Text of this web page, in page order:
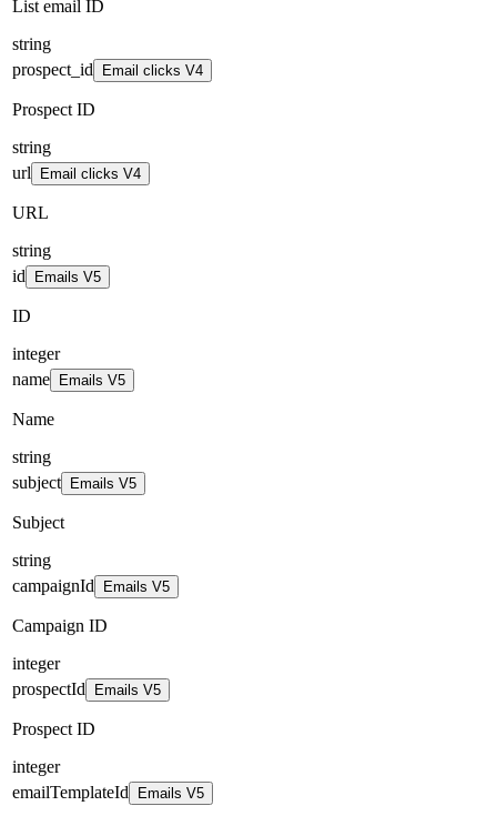
List email ID
string
prospect_id
Email clicks V4
Prospect ID
string
url
Email clicks V4
URL
string
id
Emails V5
ID
integer
name
Emails V5
Name
string
subject
Emails V5
Subject
string
campaignId
Emails V5
Campaign ID
integer
prospectId
Emails V5
Prospect ID
integer
emailTemplateId
Emails V5